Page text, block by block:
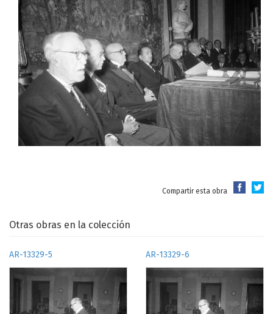
Compartir esta obra
Otras obras en la colección
AR-13329-5 AR-13329-6